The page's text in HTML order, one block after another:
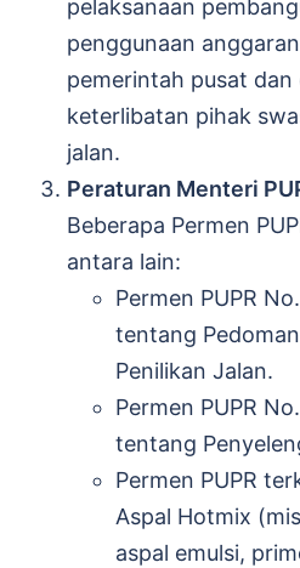
pelaksanaan
penggunaan
pemerintah pusat dan
keterlibatan pihak
jalan.
Peraturan Menteri
Beberapa Permen
antara lain:
Permen PUPR
tentang
Penilikan Jalan.
Permen PUPR
tentang
Permen PUPR
Aspal Hotmix
aspal emulsi,